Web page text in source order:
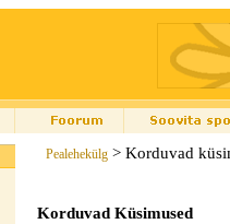
Pealehekülg > Korduvad
Korduvad Küsimused